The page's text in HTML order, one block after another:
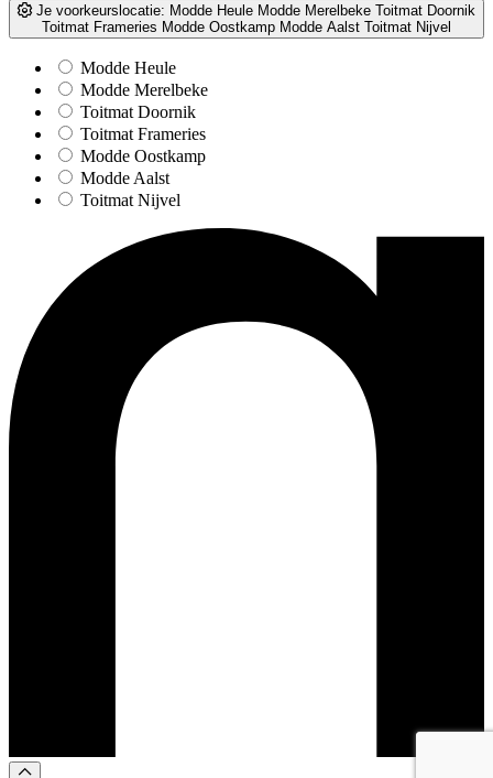
Je voorkeurslocatie: Modde Heule Modde Merelbeke Toitmat Doornik
Toitmat Frameries Modde Oostkamp Modde Aalst Toitmat Nijvel
Modde Heule
Modde Merelbeke
Toitmat Doornik
Toitmat Frameries
Modde Oostkamp
Modde Aalst
Toitmat Nijvel